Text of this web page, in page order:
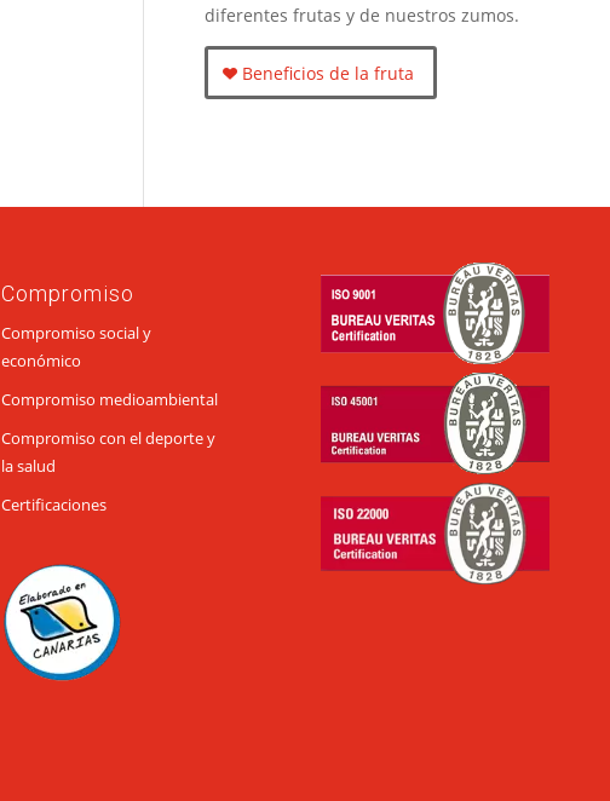
diferentes frutas y de nuestros zumos.
Beneficios de la fruta
Compromiso
Compromiso social y
económico
Compromiso medioambiental
Compromiso con el deporte y
la salud
Certificaciones